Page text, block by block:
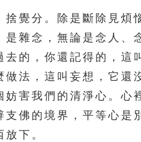
分。除是斷除見煩
雜念，無論是念人
的，你還記得的，這
法，這叫妄想，它
害我們的清淨心。心
佛的境界，平等心是
下。